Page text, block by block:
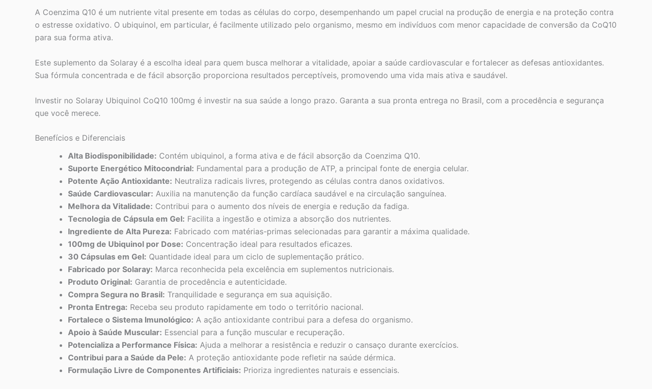
A Coenzima Q10 é um nutriente vital presente em todas as células do corpo, desempenhando um papel crucial na produção de energia e na proteção contra
o estresse oxidativo. O ubiquinol, em particular, é facilmente utilizado pelo organismo, mesmo em indivíduos com menor capacidade de conversão da CoQ10
para sua forma ativa.
Este suplemento da Solaray é a escolha ideal para quem busca melhorar a vitalidade, apoiar a saúde cardiovascular e fortalecer as defesas antioxidantes.
Sua fórmula concentrada e de fácil absorção proporciona resultados perceptíveis, promovendo uma vida mais ativa e saudável.
Investir no Solaray Ubiquinol CoQ10 100mg é investir na sua saúde a longo prazo. Garanta a sua pronta entrega no Brasil, com a procedência e segurança
que você merece.
Benefícios e Diferenciais
Alta Biodisponibilidade: Contém ubiquinol, a forma ativa e de fácil absorção da Coenzima Q10.
Suporte Energético Mitocondrial: Fundamental para a produção de ATP, a principal fonte de energia celular.
Potente Ação Antioxidante: Neutraliza radicais livres, protegendo as células contra danos oxidativos.
Saúde Cardiovascular: Auxilia na manutenção da função cardíaca saudável e na circulação sanguínea.
Melhora da Vitalidade: Contribui para o aumento dos níveis de energia e redução da fadiga.
Tecnologia de Cápsula em Gel: Facilita a ingestão e otimiza a absorção dos nutrientes.
Ingrediente de Alta Pureza: Fabricado com matérias-primas selecionadas para garantir a máxima qualidade.
100mg de Ubiquinol por Dose: Concentração ideal para resultados eficazes.
30 Cápsulas em Gel: Quantidade ideal para um ciclo de suplementação prático.
Fabricado por Solaray: Marca reconhecida pela excelência em suplementos nutricionais.
Produto Original: Garantia de procedência e autenticidade.
Compra Segura no Brasil: Tranquilidade e segurança em sua aquisição.
Pronta Entrega: Receba seu produto rapidamente em todo o território nacional.
Fortalece o Sistema Imunológico: A ação antioxidante contribui para a defesa do organismo.
Apoio à Saúde Muscular: Essencial para a função muscular e recuperação.
Potencializa a Performance Física: Ajuda a melhorar a resistência e reduzir o cansaço durante exercícios.
Contribui para a Saúde da Pele: A proteção antioxidante pode refletir na saúde dérmica.
Formulação Livre de Componentes Artificiais: Prioriza ingredientes naturais e essenciais.